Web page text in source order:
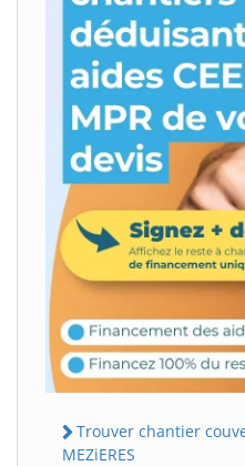
Trouver chantier
MEZiERES